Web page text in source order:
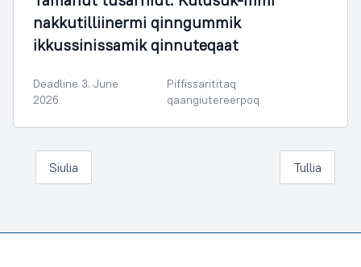
nakkutilliinermi qinngummik
ikkussinissamik qinnuteqaat
Deadline 3. June
2026
Piffissarititaq
qaangiutereerpoq
Siulia Tullia